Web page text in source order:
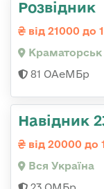
Розвідник
від 21000 до
Краматорськ
81 ОАеМБр
Навідник
від 20000 до
Вся Україна